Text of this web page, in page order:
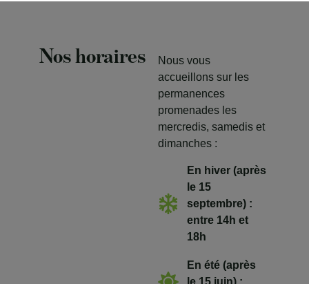
Nos horaires
Nous vous
accueillons sur les
permanences
promenades les
mercredis, samedis et
dimanches :
En hiver (après
le 15
septembre) :
entre 14h et
18h
En été (après
le 15 juin) :